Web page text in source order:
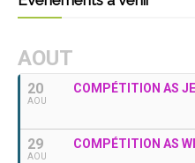
AOUT
20
AOU
COMPÉTITION AS
29
AOU
COMPÉTITION AS